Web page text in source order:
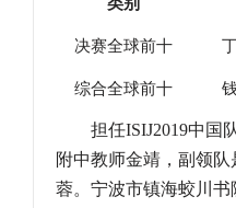
决赛全球前十
综合全球前十
担任ISIJ2019中国
附中教师金靖，副领
蓉。宁波市镇海蛟川